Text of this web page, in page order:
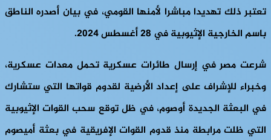
تعتبر ذلك تهديدا مباشرا لأمنها القومي، في بيان أصدره الناطق
باسم الخارجية الإثيوبية في 28 أغسطس 2024.
شرعت مصر في إرسال طائرات عسكرية تحمل معدات عسكرية،
وخبراء للإشراف على إعداد الأرضية لقدوم قواتها التي ستشارك
في البعثة الجديدة أوصوم، في ظل توقع سحب القوات الإثيوبية
التي ظلت مرابطة منذ قدوم القوات الإفريقية في بعثة أميصوم